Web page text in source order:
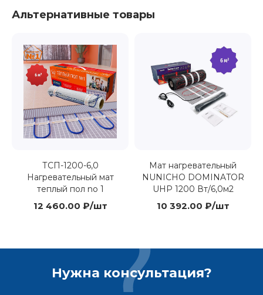
Альтернативные товары
ТСП-1200-6,0
Нагревательный мат
теплый пол no 1
12 460.00 ₽/шт
Мат нагревательный
NUNICHO DOMINATOR
UHP 1200 Вт/6,0м2
10 392.00 ₽/шт
Нужна консультация?